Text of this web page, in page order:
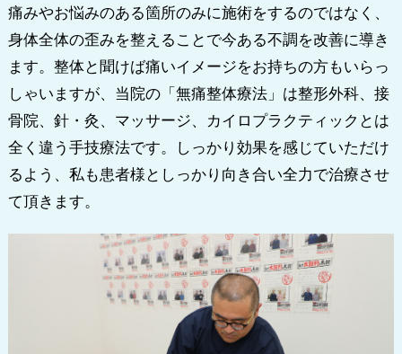
痛みやお悩みのある箇所のみに施術をするのではなく、
身体全体の歪みを整えることで今ある不調を改善に導き
ます。整体と聞けば痛いイメージをお持ちの方もいらっ
しゃいますが、当院の「無痛整体療法」は整形外科、接
骨院、針・灸、マッサージ、カイロプラクティックとは
全く違う手技療法です。しっかり効果を感じていただけ
るよう、私も患者様としっかり向き合い全力で治療させ
て頂きます。